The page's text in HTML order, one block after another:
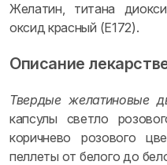
Желатин, титана
оксид красный (E172).
Описание
Твердые желатиновые
капсулы светло
коричнево розового
пеллеты от белого до